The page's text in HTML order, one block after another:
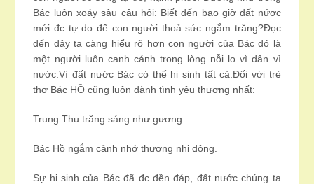
Bác luôn xoáy sâu câu hỏi: Biết đến bao giờ đất nứơc
mới đc tự do để con người thoả sức ngắm trăng?Đọc
đến đây ta càng hiểu rõ hơn con người của Bác đó là
một người luôn canh cánh trong lòng nỗi lo vì dân vì
nước.Vì đất nước Bác có thể hi sinh tất cả.Đối với trẻ
thơ Bác HỒ cũng luôn dành tình yêu thương nhất:
Trung Thu trăng sáng như gương
Bác Hồ ngắm cảnh nhớ thương nhi đông.
Sự hi sinh của Bác đã đc đền đáp, đất nước chúng ta